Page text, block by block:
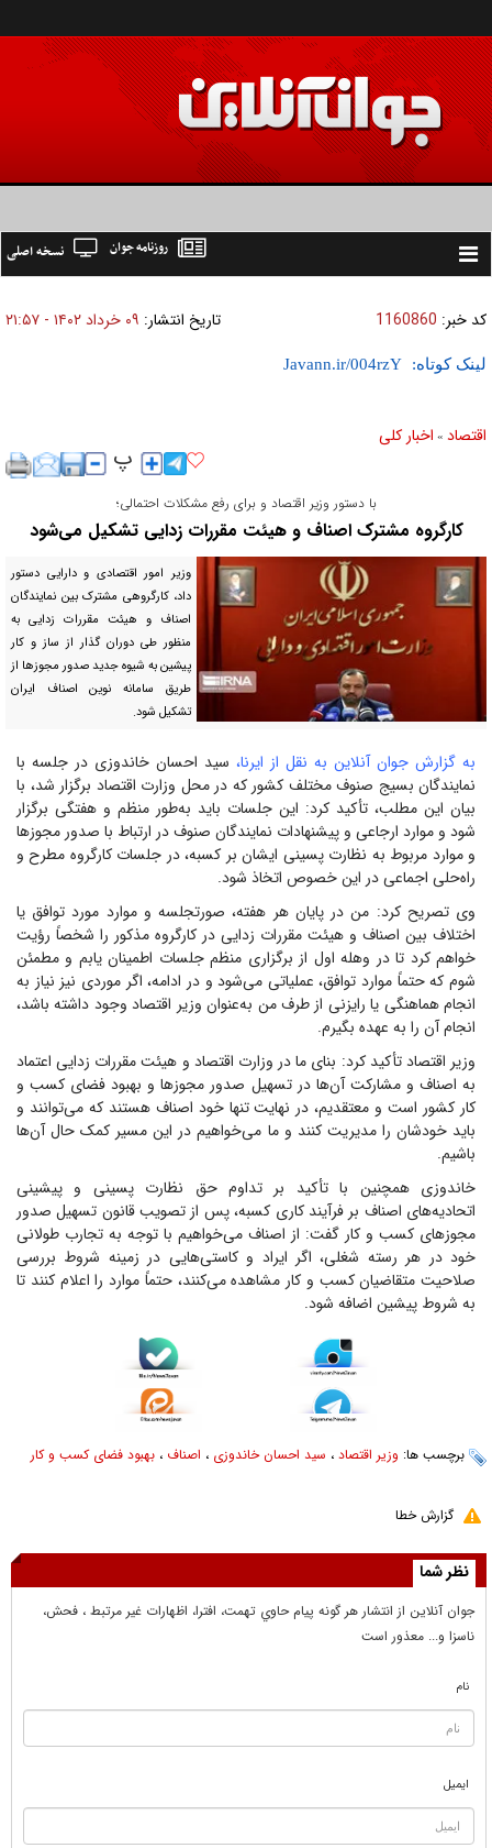
Toggle
نسخه اصلی روزنامه جوان
کد خبر: 1160860 تاریخ انتشار: ۰۹ خرداد ۱۴۰۲ - ۲۱:۵۷
لینک کوتاه:
اقتصاد » اخبار کلی
با دستور وزیر اقتصاد و برای رفع مشکلات احتمالی؛
کارگروه مشترک اصناف و هیئت مقررات زدایی تشکیل می‌شود
وزیر امور اقتصادی و دارایی دستور
داد، کارگروهی مشترک بین نمایندگان
اصناف و هیئت مقررات زدایی به
منظور طی دوران گذار از ساز و کار
پیشین به شیوه جدید صدور مجوز‌ها از
طریق سامانه نوین اصناف ایران
تشکیل شود.
به گزارش جوان آنلاین به نقل از ایرنا، سید احسان خاندوزی در جلسه با
نمایندگان بسیج صنوف مختلف کشور که در محل وزارت اقتصاد برگزار شد، با
بیان این مطلب، تأکید کرد: این جلسات باید به‌طور منظم و هفتگی برگزار
شود و موارد ارجاعی و پیشنهادات نمایندگان صنوف در ارتباط با صدور مجوز‌ها
و موارد مربوط به نظارت پسینی ایشان بر کسبه، در جلسات کارگروه مطرح و
راه‌حلی اجماعی در این خصوص اتخاذ شود.
وی تصریح کرد: من در پایان هر هفته، صورتجلسه و موارد مورد توافق یا
اختلاف بین اصناف و هیئت مقررات زدایی در کارگروه مذکور را شخصاً رؤیت
خواهم کرد تا در وهله اول از برگزاری منظم جلسات اطمینان یابم و مطمئن
شوم که حتماً موارد توافق، عملیاتی می‌شود و در ادامه، اگر موردی نیز نیاز به
انجام هماهنگی یا رایزنی از طرف من به‌عنوان وزیر اقتصاد وجود داشته باشد،
انجام آن را به عهده بگیرم.
وزیر اقتصاد تأکید کرد: بنای ما در وزارت اقتصاد و هیئت مقررات زدایی اعتماد
به اصناف و مشارکت آن‌ها در تسهیل صدور مجوز‌ها و بهبود فضای کسب و
کار کشور است و معتقدیم، در نهایت تنها خود اصناف هستند که می‌توانند و
باید خودشان را مدیریت کنند و ما می‌خواهیم در این مسیر کمک حال آن‌ها
باشیم.
خاندوزی همچنین با تأکید بر تداوم حق نظارت پسینی و پیشینی
اتحادیه‌های اصناف بر فرآیند کاری کسبه، پس از تصویب قانون تسهیل صدور
مجوز‌های کسب و کار گفت: از اصناف می‌خواهیم با توجه به تجارب طولانی
خود در هر رسته شغلی، اگر ایراد و کاستی‌هایی در زمینه شروط بررسی
صلاحیت متقاضیان کسب و کار مشاهده می‌کنند، حتماً موارد را اعلام کنند تا
به شروط پیشین اضافه شود.
برچسب ها: وزیر اقتصاد ، سید احسان خاندوزی ، اصناف ، بهبود فضای کسب و کار
گزارش خطا
نظر شما
جوان آنلاين از انتشار هر گونه پيام حاوي تهمت، افترا، اظهارات غير مرتبط ، فحش،
ناسزا و... معذور است
نام
ایمیل